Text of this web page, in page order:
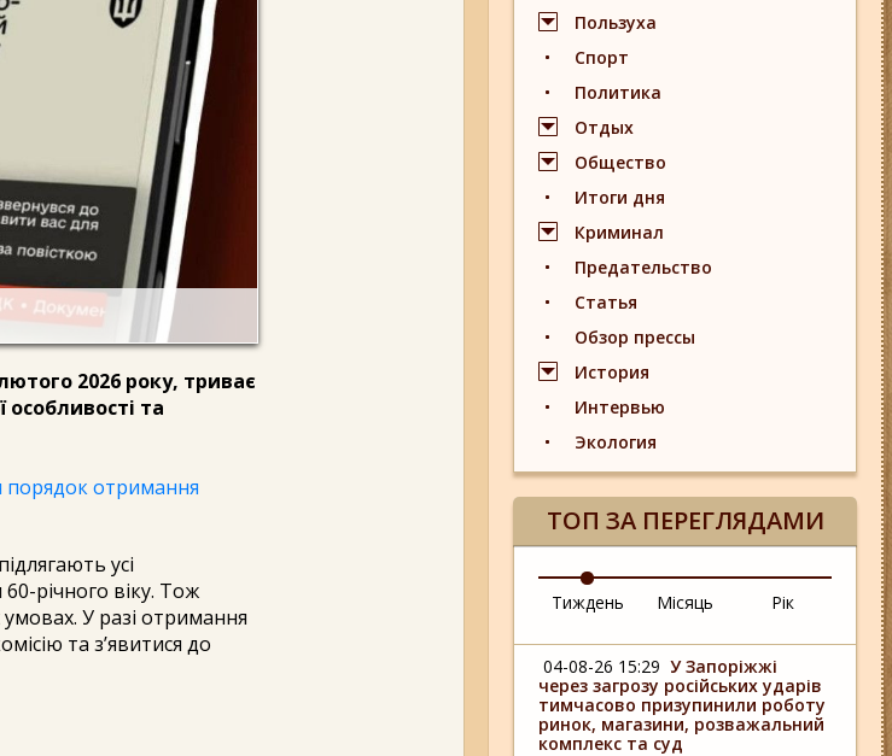
2026 року, триває
особливості та
порядок отримання
усі
річного віку. Тож
У разі отримання
та з’явитися до
Пользуха
Спорт
Политика
Отдых
Общество
Итоги дня
Криминал
Предательство
Статья
Обзор прессы
История
Интервью
Экология
ТОП ЗА ПЕРЕГЛЯДАМИ
Тиждень Місяць Рік
04-08-26 15:29 У Запоріжжі
через загрозу російських ударів
тимчасово призупинили роботу
ринок, магазини, розважальний
комплекс та суд